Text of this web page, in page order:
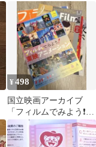
¥498
国立映画アーカイブ
「フィルムでみよう❗️東
映アニメーション」
他、チラシ色々セット